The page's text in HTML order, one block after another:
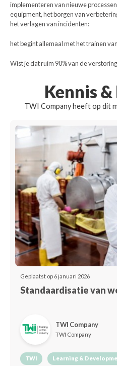
implementeren van nieuwe
equipment, het borgen van
het verlagen van incidenten:
het begint allemaal met het trainen
Wist je dat ruim 90% van de
Kennis
TWI Company heeft op dit
Geplaatst op 6 januari 2026
Standaardisatie van
TWI Company
TWI Company
TWI Learning &